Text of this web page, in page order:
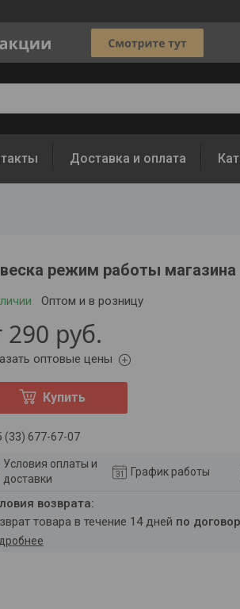
Доставка и оплата
режим работы магазина
Оптом и в розницу
290 руб.
оптовые цены
Купить
(33) 677-67-07
Условия оплаты и
доставки
График работы
товара в течение 14 дней по